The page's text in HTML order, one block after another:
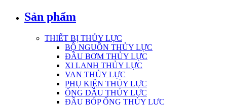
Sản phẩm
THIẾT BỊ THỦY LỰC
BỘ NGUỒN THỦY LỰC
ĐẦU BƠM THỦY LỰC
XI LANH THỦY LỰC
VAN THỦY LỰC
PHỤ KIỆN THỦY LỰC
ỐNG DẦU THỦY LỰC
ĐẦU BÓP ỐNG THỦY LỰC